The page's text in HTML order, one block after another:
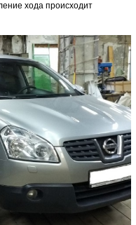
хода происходит